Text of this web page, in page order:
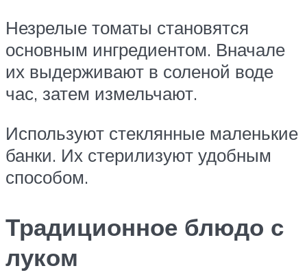
Незрелые томаты становятся
основным ингредиентом. Вначале
их выдерживают в соленой воде
час, затем измельчают.
Используют стеклянные маленькие
банки. Их стерилизуют удобным
способом.
Традиционное блюдо с
луком